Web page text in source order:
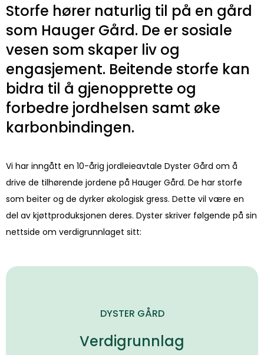
Storfe hører naturlig til på en gård
som Hauger Gård. De er sosiale
vesen som skaper liv og
engasjement. Beitende storfe kan
bidra til å gjenopprette og
forbedre jordhelsen samt øke
karbonbindingen.
Vi har inngått en 10-årig jordleieavtale Dyster Gård om å
drive de tilhørende jordene på Hauger Gård. De har storfe
som beiter og de dyrker økologisk gress. Dette vil være en
del av kjøttproduksjonen deres. Dyster skriver følgende på sin
nettside om verdigrunnlaget sitt:
DYSTER GÅRD
Verdigrunnlag